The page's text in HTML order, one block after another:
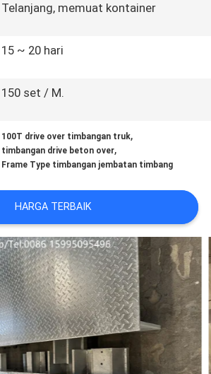
Telanjang, memuat kontainer
15 ~ 20 hari
150 set / M.
100T drive over timbangan truk,
timbangan drive beton over,
Frame Type timbangan jembatan timbang
HARGA TERBAIK